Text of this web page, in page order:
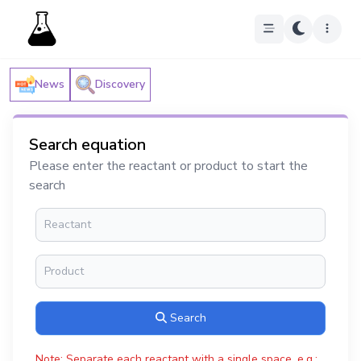
News Discovery
Search equation
Please enter the reactant or product to start the
search
Search